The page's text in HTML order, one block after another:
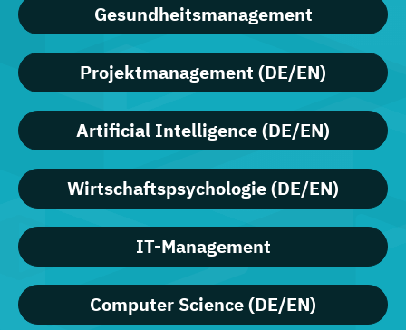
Gesundheitsmanagement
Projektmanagement (DE/EN)
Artificial Intelligence (DE/EN)
Wirtschaftspsychologie (DE/EN)
IT-Management
Computer Science (DE/EN)